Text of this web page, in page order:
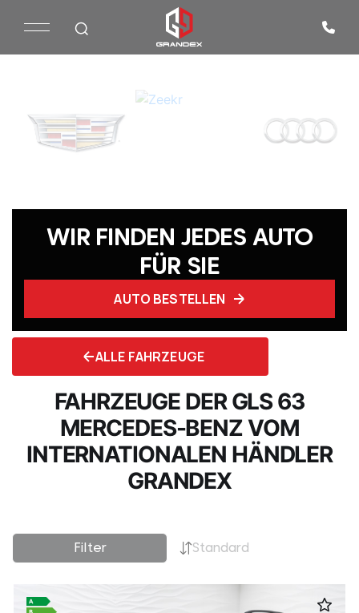
WIR FINDEN JEDES AUTO
FÜR SIE
AUTO BESTELLEN
ALLE FAHRZEUGE
FAHRZEUGE DER GLS 63
MERCEDES-BENZ VOM
INTERNATIONALEN HÄNDLER
GRANDEX
Filter Standard